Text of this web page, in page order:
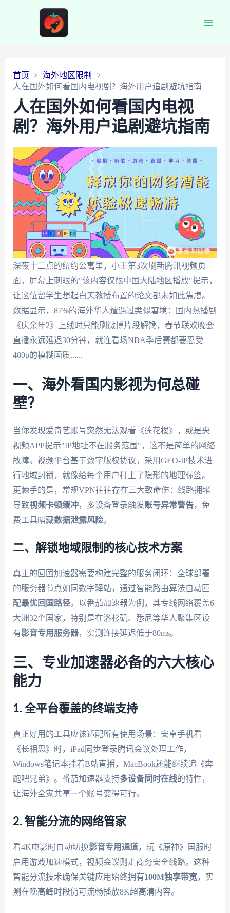
首页
海外地区限制
人在国外如何看国内电视剧？海外用户追剧避坑指南
人在国外如何看国内电视
剧？海外用户追剧避坑指南
深夜十二点的纽约公寓里，小王第3次刷新腾讯视频页
面，屏幕上刺眼的"该内容仅限中国大陆地区播放"提示，
让这位留学生想起白天教授布置的论文都未如此焦虑。
数据显示，87%的海外华人遭遇过类似窘境：国内热播剧
《庆余年2》上线时只能刷微博片段解馋，春节联欢晚会
直播永远延迟30分钟，就连看场NBA季后赛都要忍受
480p的模糊画质......
一、海外看国内影视为何总碰
壁？
当你发现爱奇艺账号突然无法观看《莲花楼》，或是央
视频APP提示"IP地址不在服务范围"，这不是简单的网络
故障。视频平台基于数字版权协议，采用GEO-IP技术进
行地域封锁，就像给每个用户打上了隐形的地理标签。
更棘手的是，常规VPN往往存在三大致命伤：线路拥堵
导致视频卡顿缓冲，多设备登录触发账号异常警告，免
费工具暗藏数据泄露风险。
二、解锁地域限制的核心技术方案
真正的回国加速器需要构建完整的服务闭环：全球部署
的服务器节点如同数字驿站，通过智能路由算法自动匹
配最优回国路径。以番茄加速器为例，其专线网络覆盖6
大洲32个国家，特别是在洛杉矶、悉尼等华人聚集区设
有影音专用服务器，实测连接延迟低于80ms。
三、专业加速器必备的六大核心
能力
1. 全平台覆盖的终端支持
真正好用的工具应该适配所有使用场景：安卓手机看
《长相思》时，iPad同步登录腾讯会议处理工作，
Windows笔记本挂着B站直播，MacBook还能继续追《奔
跑吧兄弟》。番茄加速器支持多设备同时在线的特性，
让海外全家共享一个账号变得可行。
2. 智能分流的网络管家
看4K电影时自动切换影音专用通道，玩《原神》国服时
启用游戏加速模式，视频会议则走商务安全线路。这种
智能分流技术确保关键应用始终拥有100M独享带宽，实
测在晚高峰时段仍可流畅播放8K超高清内容。